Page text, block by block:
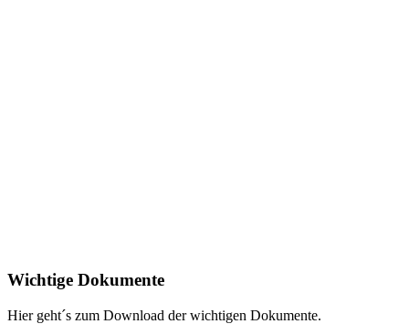
Wichtige Dokumente
Hier geht´s zum Download der wichtigen Dokumente.